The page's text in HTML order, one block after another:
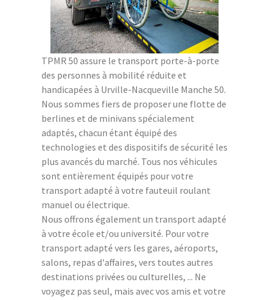
TPMR 50 assure le transport porte-à-porte
des personnes à mobilité réduite et
handicapées à Urville-Nacqueville Manche 50.
Nous sommes fiers de proposer une flotte de
berlines et de minivans spécialement
adaptés, chacun étant équipé des
technologies et des dispositifs de sécurité les
plus avancés du marché. Tous nos véhicules
sont entièrement équipés pour votre
transport adapté à votre fauteuil roulant
manuel ou électrique.
Nous offrons également un transport adapté
à votre école et/ou université. Pour votre
transport adapté vers les gares, aéroports,
salons, repas d'affaires, vers toutes autres
destinations privées ou culturelles, ... Ne
voyagez pas seul, mais avec vos amis et votre